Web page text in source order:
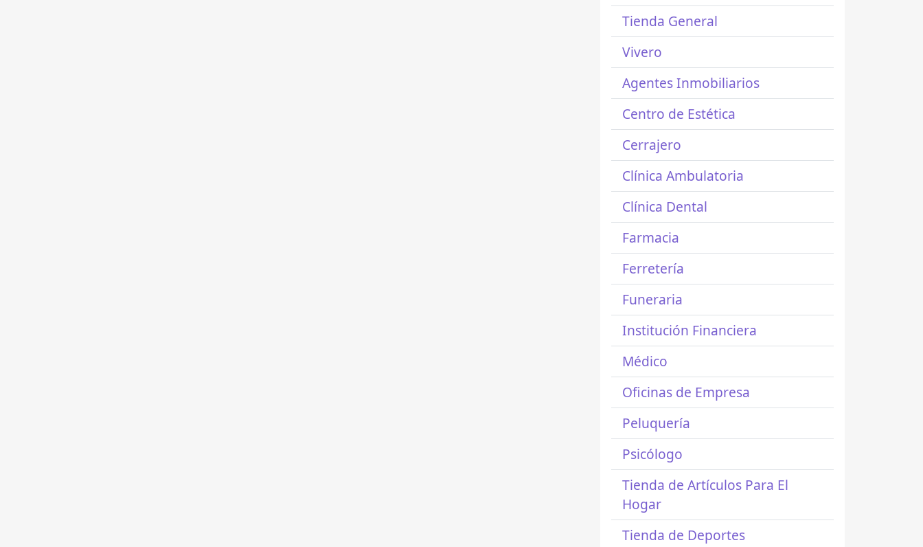
Tienda General
Vivero
Agentes Inmobiliarios
Centro de Estética
Cerrajero
Clínica Ambulatoria
Clínica Dental
Farmacia
Ferretería
Funeraria
Institución Financiera
Médico
Oficinas de Empresa
Peluquería
Psicólogo
Tienda de Artículos Para El
Hogar
Tienda de Deportes